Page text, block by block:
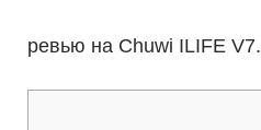
ревью на Chuwi ILIFE V7.